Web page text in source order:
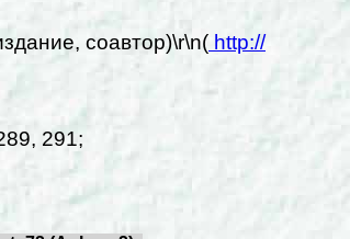
соавтор)\r\n( http://
291;